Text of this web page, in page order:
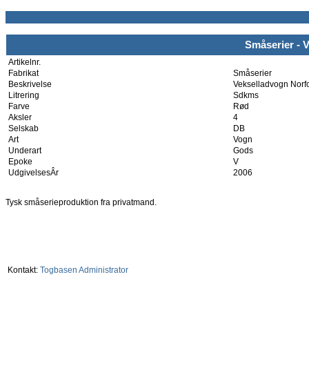
Småserier -
Artikelnr.
Fabrikat
Småserier
Beskrivelse
Vekselladvogn
Litrering
Sdkms
Farve
Rød
Aksler
4
Selskab
DB
Art
Vogn
Underart
Gods
Epoke
V
UdgivelsesÂr
2006
Tysk småserieproduktion fra privatmand.
Kontakt: Togbasen Administrator